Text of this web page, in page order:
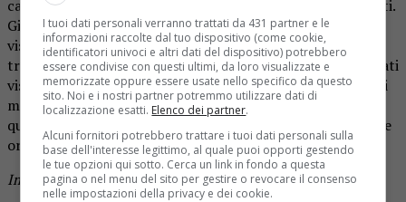
carabinieri, ancora da quantificare il bottino dei malviventi.
Già la zona diBrusnengoqualche giorno prima era stata
visitata dai ladri che erano riusciti a mettere a segno ben
tre colpi, tutti in successione. E in un caso i ladri erano stati
visti scappare da una anziana. E ancora qualche giorno fa i
malviventi avevano colpito invece in zona aGrignasco
questo periodo l’attenzione rimane alta, soprattutto nelle
ore del tardo pomeriggio quando inizia a calare il buio.
Immagine di repertorio
I tuoi dati personali verranno trattati da 431 partner e le
informazioni raccolte dal tuo dispositivo (come cookie,
identificatori univoci e altri dati del dispositivo) potrebbero
essere condivise con questi ultimi, da loro visualizzate e
memorizzate oppure essere usate nello specifico da questo
sito. Noi e i nostri partner potremmo utilizzare dati di
localizzazione esatti. Elenco dei partner.
Alcuni fornitori potrebbero trattare i tuoi dati personali sulla
base dell'interesse legittimo, al quale puoi opporti gestendo
le tue opzioni qui sotto. Cerca un link in fondo a questa
pagina o nel menu del sito per gestire o revocare il consenso
nelle impostazioni della privacy e dei cookie.